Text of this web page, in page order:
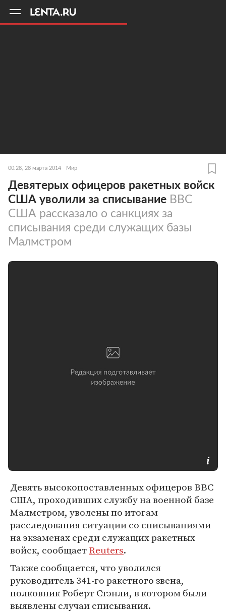
00:28, 28 марта 2014 Мир
Девятерых офицеров ракетных войск
США уволили за списывание ВВС
США рассказало о санкциях за
списывания среди служащих базы
Малмстром
Девять высокопоставленных офицеров ВВС
США, проходивших службу на военной базе
Малмстром, уволены по итогам
расследования ситуации со списываниями
на экзаменах среди служащих ракетных
войск, сообщаетReuters.
Также сообщается, что уволился
руководитель 341-го ракетного звена,
полковник Роберт Стэнли, в котором были
выявлены случаи списывания.